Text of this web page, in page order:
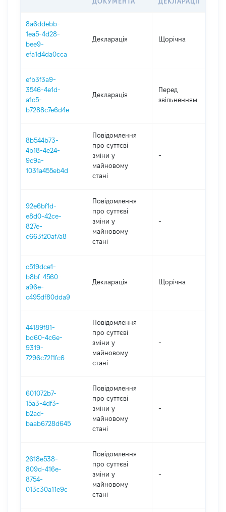
8a6ddebb-
1ea5-4d28-
bee9-
efa1d4da0cca
Декларація Щорічна
efb3f3a9-
3546-4e1d-
a1c5-
b7288c7e6d4e
Декларація
Перед
звільненням
8b544b73-
4b18-4e24-
9c9a-
1031a455eb4d
Повідомлення
про суттєві
зміни y
майновому
стані
-
92e6bf1d-
e8d0-42ce-
827e-
c663f20af7a8
Повідомлення
про суттєві
зміни y
майновому
стані
-
c519dce1-
b8bf-4560-
a96e-
c495df80dda9
Декларація Щорічна
44189f81-
bd60-4c6e-
9319-
7296c72f1fc6
Повідомлення
про суттєві
зміни y
майновому
стані
-
601072b7-
15a3-4df3-
b2ad-
baab6728d645
Повідомлення
про суттєві
зміни y
майновому
стані
-
2618e538-
809d-416e-
8754-
013c30a11e9c
Повідомлення
про суттєві
зміни y
майновому
стані
-